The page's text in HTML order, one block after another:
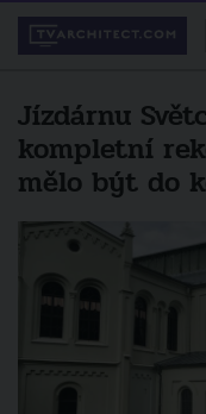
Jízdárnu
kompletní
mělo být do